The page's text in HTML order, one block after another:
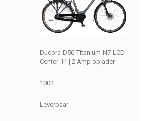
Ducora-D50-Titanium-N7-LCD-
Center-11 | 2 Amp oplader
1002
Leverbaar